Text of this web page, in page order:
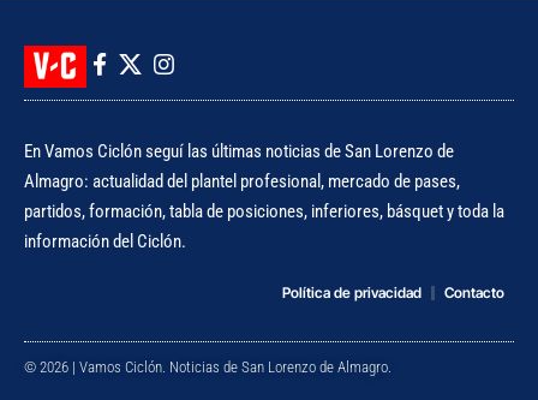
En Vamos Ciclón seguí las últimas noticias de San Lorenzo de
Almagro: actualidad del plantel profesional, mercado de pases,
partidos, formación, tabla de posiciones, inferiores, básquet y toda la
información del Ciclón.
Política de privacidad Contacto
© 2026 | Vamos Ciclón. Noticias de San Lorenzo de Almagro.